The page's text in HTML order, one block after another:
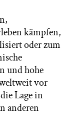
kämpfen,
oder zum
und hohe
vor
Lage in
anderen